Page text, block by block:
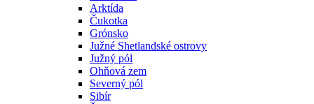
Arktída
Čukotka
Grónsko
Južné Shetlandské ostrovy
Južný pól
Ohňová zem
Severný pól
Sibír